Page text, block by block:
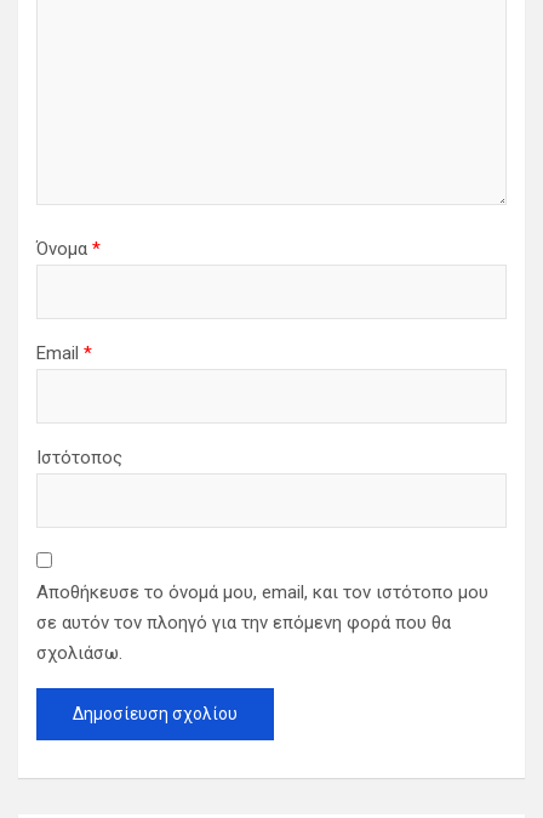
Όνομα *
Email *
Ιστότοπος
Αποθήκευσε το όνομά μου, email, και τον ιστότοπο μου
σε αυτόν τον πλοηγό για την επόμενη φορά που θα
σχολιάσω.